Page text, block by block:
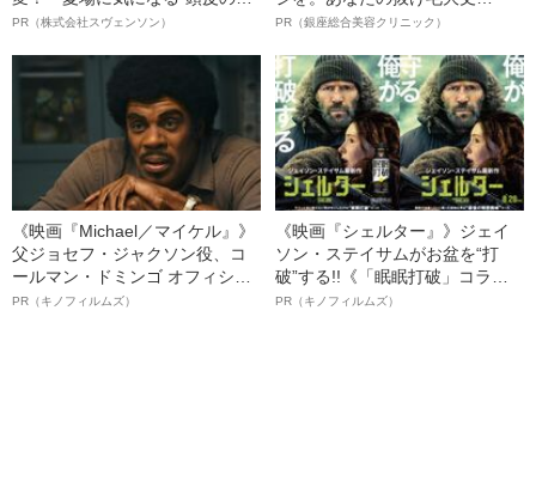
オイ”や“ベタつき”を解消す
ト”が生み出した徹底ケアとは
PR（株式会社スヴェンソン）
夫！？
PR（銀座総合美容クリニック）
《映画『Michael／マイケル』》
父ジョセフ・ジャクソン役、コ
ールマン・ドミンゴ オフィシャ
ルインタビュー“観客を魅了した
PR（キノフィルムズ）
《映画『シェルター』》ジェイ
ソン・ステイサムがお盆を“打
破”する!!《「眠眠打破」コラ
ボ》
PR（キノフィルムズ）